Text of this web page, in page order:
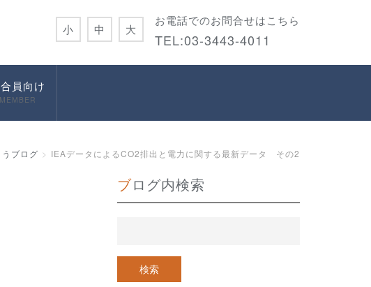
お電話でのお問合せはこちら
TEL:03-3443-4011
小 中 大
員向け
MEMBER
ブログ IEAデータによるCO2排出と電力に関する最新データ その2
ブログ内検索